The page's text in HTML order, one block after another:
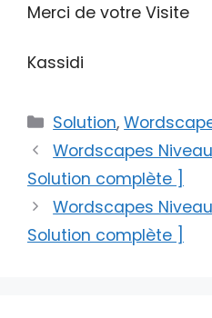
Merci de votre Visite
Kassidi
Catégories
Solution,
Wordscapes Niveau
Solution complète ]
Wordscapes Niveau
Solution complète ]